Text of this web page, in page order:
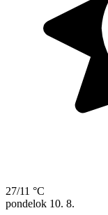
27/11 °C
pondelok 10. 8.